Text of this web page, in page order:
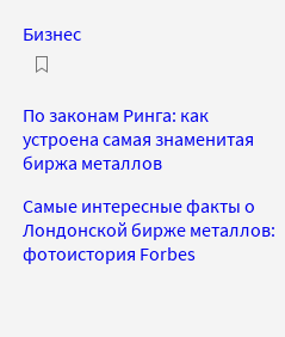
Бизнес
По законам Ринга: как
устроена самая знаменитая
биржа металлов
Самые интересные факты o
Лондонской бирже металлов:
фотоистория Forbes